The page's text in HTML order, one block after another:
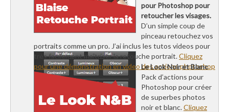
pour Photoshop pour
retoucher les visages.
D’un simple coup de
pinceau retouchez vos
portraits comme un pro. J’ai inclus les tutos videos pour
très facilement maîtriser la retouche portrait.Cliquez
pour une démonstration en video des actions photoshop
Le Look Noir et Blanc
Pack d’actions pour
Photoshop pour créer
de superbes photos
noir et blanc.Cliquez